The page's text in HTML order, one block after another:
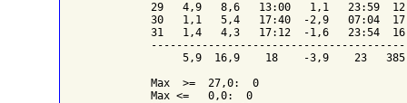
29   4,9   8,6   13:00   1,1   23:59
30   1,1   5,4   17:40  -2,9   07:04
31   1,4   4,3   17:12  -1,6   23:54
5,9  16,9    18    -3,9    23
Max  >=  27,0:  0
Max <=   0,0:  0